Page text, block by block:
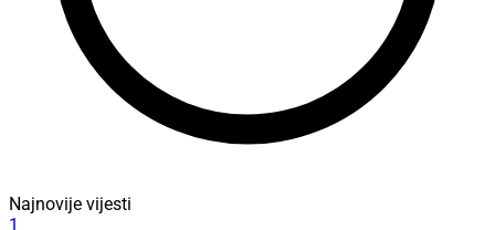
Najnovije vijesti
1